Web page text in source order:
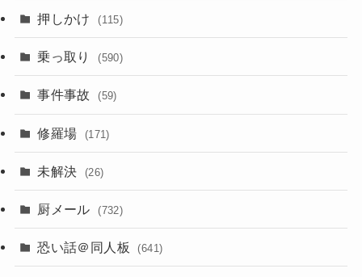
押しかけ (115)
乗っ取り (590)
事件事故 (59)
修羅場 (171)
未解決 (26)
厨メール (732)
恐い話＠同人板 (641)